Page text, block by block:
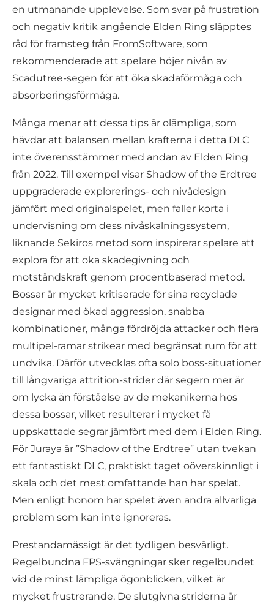
en utmanande upplevelse. Som svar på frustration
och negativ kritik angående Elden Ring släpptes
råd för framsteg från FromSoftware, som
rekommenderade att spelare höjer nivån av
Scadutree-segen för att öka skadaförmåga och
absorberingsförmåga.
Många menar att dessa tips är olämpliga, som
hävdar att balansen mellan krafterna i detta DLC
inte överensstämmer med andan av Elden Ring
från 2022. Till exempel visar Shadow of the Erdtree
uppgraderade explorerings- och nivådesign
jämfört med originalspelet, men faller korta i
undervisning om dess nivåskalningssystem,
liknande Sekiros metod som inspirerar spelare att
explora för att öka skadegivning och
motståndskraft genom procentbaserad metod.
Bossar är mycket kritiserade för sina recyclade
designar med ökad aggression, snabba
kombinationer, många fördröjda attacker och flera
multipel-ramar strikear med begränsat rum för att
undvika. Därför utvecklas ofta solo boss-situationer
till långvariga attrition-strider där segern mer är
om lycka än förståelse av de mekanikerna hos
dessa bossar, vilket resulterar i mycket få
uppskattade segrar jämfört med dem i Elden Ring.
För Juraya är ”Shadow of the Erdtree” utan tvekan
ett fantastiskt DLC, praktiskt taget oöverskinnligt i
skala och det mest omfattande han har spelat.
Men enligt honom har spelet även andra allvarliga
problem som kan inte ignoreras.
Prestandamässigt är det tydligen besvärligt.
Regelbundna FPS-svängningar sker regelbundet
vid de minst lämpliga ögonblicken, vilket är
mycket frustrerande. De slutgivna striderna är